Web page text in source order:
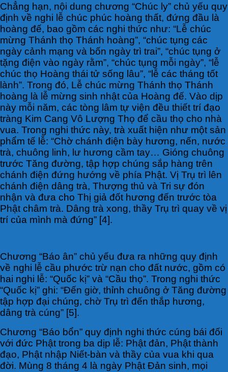
Chẳng hạn, nội dung chương “Chúc ly” chủ yếu quy
định về nghi lễ chúc phúc hoàng thất, đứng đầu là
hoàng đế, bao gồm các nghi thức như: “Lễ chúc
mừng Thánh thọ Thánh hoàng”, “chúc tụng các
ngày cảnh mạng và bốn ngày trì trai”, “chúc tụng ở
tặng điện vào ngày rằm”, “chúc tụng mỗi ngày”, “lễ
chúc thọ Hoàng thái tử sống lâu”, “lễ các tháng tốt
lành”. Trong đó, Lễ chúc mừng Thánh thọ Thánh
hoàng là lễ mừng sinh nhật của Hoàng đế. Vào dịp
này mỗi năm, các tòng lâm tự viện đều thiết trí đạo
tràng Kim Cang Vô Lượng Thọ để cầu thọ cho nhà
vua. Trong nghi thức này, trà xuất hiện như một sản
phẩm tế lễ: “Chờ chánh điện bày hương, nến, nước
trà, chuông linh, lư hương cầm tay… Gióng chuông
trước Tăng đường, tập hợp chúng sắp hàng trên
chánh điện đứng hướng về phía Phật. Vị Trụ trì lên
chánh điện dâng trà, Thượng thủ và Tri sự đón
nhận và đưa cho Thị giả đốt hương đến trước tòa
Phật châm trà. Dâng trà xong, thầy Trụ trì quay về vị
trí của mình mà đứng” [4].
Chương “Báo ân” chủ yếu đưa ra những quy định
về nghi lễ cầu phước trừ nạn cho đất nước, gồm có
hai nghi lễ: “Quốc kị” và “Cầu thọ”. Trong nghi thức
“Quốc kị” ghi: “Đến giờ, thỉnh chuông ở Tăng đường
tập hợp đại chúng, chờ Trụ trì đến thắp hương,
dâng trà cúng” [5].
Chương “Báo bổn” quy định nghi thức cúng bái đối
với đức Phật trong ba dịp lễ: Phật đản, Phật thành
đạo, Phật nhập Niết-bàn và thầy của vua khi qua
đời. Mùng 8 tháng 4 là ngày Phật Đản sinh, mọi